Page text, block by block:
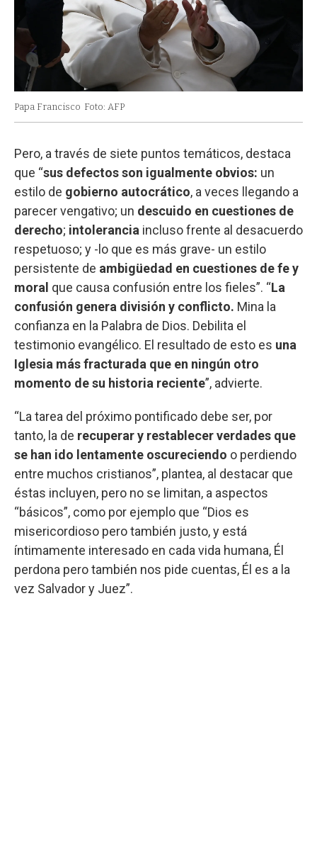
Papa Francisco Foto: AFP
Pero, a través de siete puntos temáticos, destaca
que “sus defectos son igualmente obvios: un
estilo de gobierno autocrático, a veces llegando a
parecer vengativo; un descuido en cuestiones de
derecho; intolerancia incluso frente al desacuerdo
respetuoso; y -lo que es más grave- un estilo
persistente de ambigüedad en cuestiones de fe y
moral que causa confusión entre los fieles”. “La
confusión genera división y conflicto. Mina la
confianza en la Palabra de Dios. Debilita el
testimonio evangélico. El resultado de esto es una
Iglesia más fracturada que en ningún otro
momento de su historia reciente”, advierte.
“La tarea del próximo pontificado debe ser, por
tanto, la de recuperar y restablecer verdades que
se han ido lentamente oscureciendo o perdiendo
entre muchos cristianos”, plantea, al destacar que
éstas incluyen, pero no se limitan, a aspectos
“básicos”, como por ejemplo que “Dios es
misericordioso pero también justo, y está
íntimamente interesado en cada vida humana, Él
perdona pero también nos pide cuentas, Él es a la
vez Salvador y Juez”.